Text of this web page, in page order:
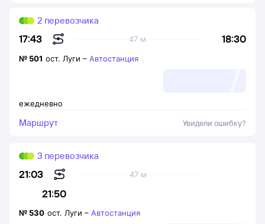
17:43 18:30
47 м
2 перевозчика
ежедневно
№ 501 ост. Луги – Автостанция
Маршрут Увидели ошибку?
21:03
21:50
47 м
3 перевозчика
№ 530 ост. Луги – Автостанция